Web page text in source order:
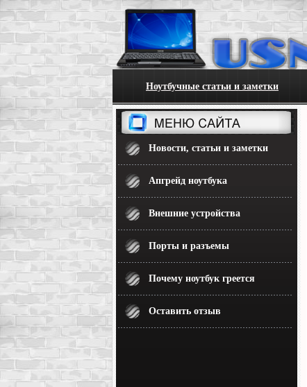
Ноутбучные статьи и заметки
Новости, статьи и заметки
Апгрейд ноутбука
Внешние устройства
Порты и разъемы
Почему ноутбук греется
Оставить отзыв